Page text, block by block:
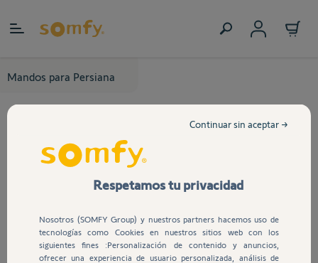
Mandos para Persiana
Respetamos tu privacidad
Nosotros (SOMFY Group) y nuestros partners hacemos uso de
tecnologías como Cookies en nuestros sitios web con los
siguientes fines :Personalización de contenido y anuncios,
ofrecer una experiencia de usuario personalizada, análisis de
Continuar sin aceptar →